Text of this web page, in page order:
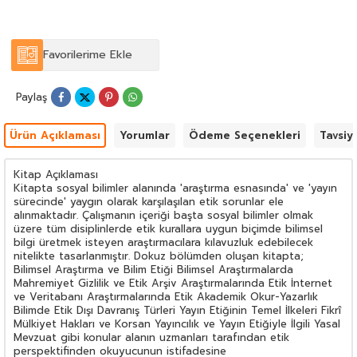
Favorilerime Ekle
Paylaş
Ürün Açıklaması Yorumlar Ödeme Seçenekleri
Kitap Açıklaması
Kitapta sosyal bilimler alanında 'araştırma esnasında' ve 'yayın
sürecinde' yaygın olarak karşılaşılan etik sorunlar ele
alınmaktadır. Çalışmanın içeriği başta sosyal bilimler olmak
üzere tüm disiplinlerde etik kurallara uygun biçimde bilimsel
bilgi üretmek isteyen araştırmacılara kılavuzluk edebilecek
nitelikte tasarlanmıştır. Dokuz bölümden oluşan kitapta;
Bilimsel Araştırma ve Bilim Etiği Bilimsel Araştırmalarda
Mahremiyet Gizlilik ve Etik Arşiv Araştırmalarında Etik İnternet
ve Veritabanı Araştırmalarında Etik Akademik Okur-Yazarlık
Bilimde Etik Dışı Davranış Türleri Yayın Etiğinin Temel İlkeleri Fikrî
Mülkiyet Hakları ve Korsan Yayıncılık ve Yayın Etiğiyle İlgili Yasal
Mevzuat gibi konular alanın uzmanları tarafından etik
perspektifinden okuyucunun istifadesine